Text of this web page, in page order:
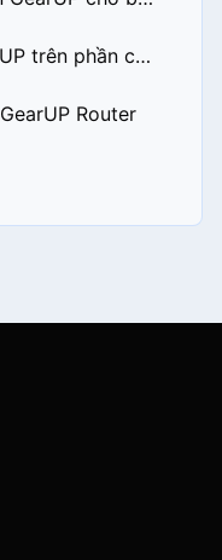
Cách cài đặt Plugin GearUP trên phần cứng Steam
Router